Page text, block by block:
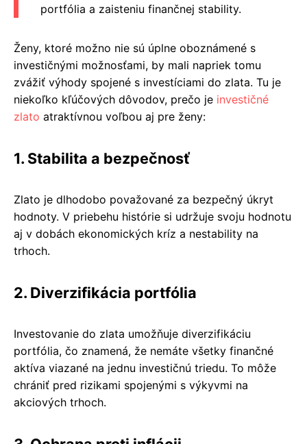
portfólia a zaisteniu finančnej stability.
Ženy, ktoré možno nie sú úplne oboznámené s
investičnými možnosťami, by mali napriek tomu
zvážiť výhody spojené s investíciami do zlata. Tu je
niekoľko kľúčových dôvodov, prečo je investičné
zlato atraktívnou voľbou aj pre ženy:
1. Stabilita a bezpečnosť
Zlato je dlhodobo považované za bezpečný úkryt
hodnoty. V priebehu histórie si udržuje svoju hodnotu
aj v dobách ekonomických kríz a nestability na
trhoch.
2. Diverzifikácia portfólia
Investovanie do zlata umožňuje diverzifikáciu
portfólia, čo znamená, že nemáte všetky finančné
aktíva viazané na jednu investičnú triedu. To môže
chrániť pred rizikami spojenými s výkyvmi na
akciových trhoch.